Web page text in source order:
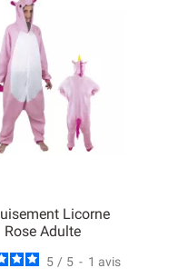
Licorne
Rose Adulte
5 / 5 - 1 avis